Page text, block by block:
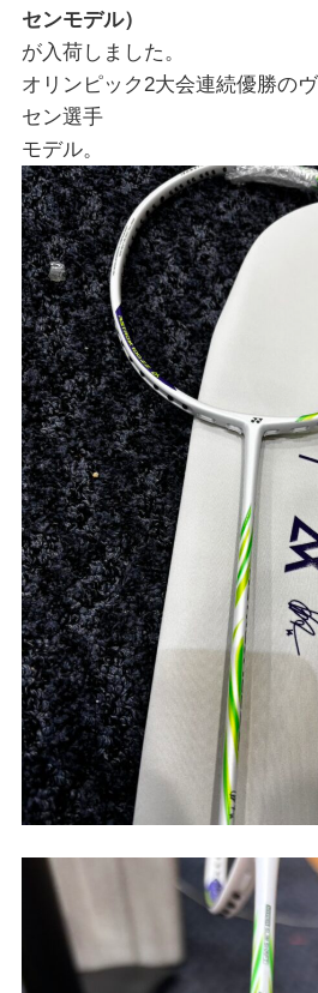
センモデル）
が入荷しました。
オリンピック2大会連続優勝の
セン選手
モデル。